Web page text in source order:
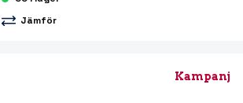
Jämför
Kampanj